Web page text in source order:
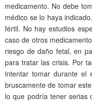
medicamento. No debe
médico se lo haya
fértil. No hay estudios
caso de otros
riesgo de daño fetal, en
para tratar las crisis. Por
intentar tomar durante el
bruscamente de tomar
lo que podría tener serias